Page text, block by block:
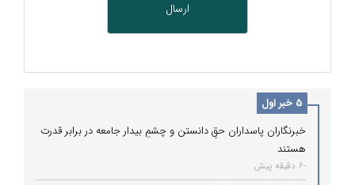
5 خبر اول
خبرنگاران پاسداران حقِ دانستن و چشمِ بیدار جامعه در برابر قدرت
هستند
-6 دقیقه پیش